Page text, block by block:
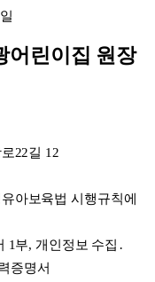
일
어린이집 원장
22길 12
아보육법 시행규칙에
1부, 개인정보 수집 ․
증명서